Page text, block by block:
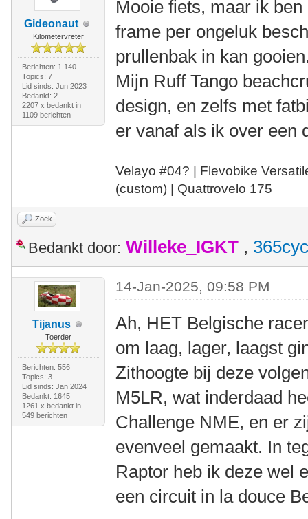
Gideonaut
Kilometervreter
Berichten: 1.140
Topics: 7
Lid sinds: Jun 2023
Bedankt: 2
2207 x bedankt in
1109 berichten
Mooie fiets, maar ik
frame per ongeluk
prullenbak in kan
Mijn Ruff Tango
design, en zelfs met
er vanaf als ik over een
Velayo #04? | Flevobike
(custom) | Quattrovelo 175
Zoek
Bedankt door: Willeke_IGKT ,
Tijanus
Toerder
Berichten: 556
Topics: 3
Lid sinds: Jan 2024
Bedankt: 1645
1261 x bedankt in
549 berichten
14-Jan-2025, 09:58 PM
Ah, HET Belgische
om laag, lager, laagst
Zithoogte bij deze
M5LR, wat inderdaad
Challenge NME, en er
evenveel gemaakt. In
Raptor heb ik deze wel
een circuit in la douce